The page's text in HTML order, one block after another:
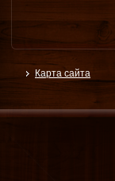
Карта сайта